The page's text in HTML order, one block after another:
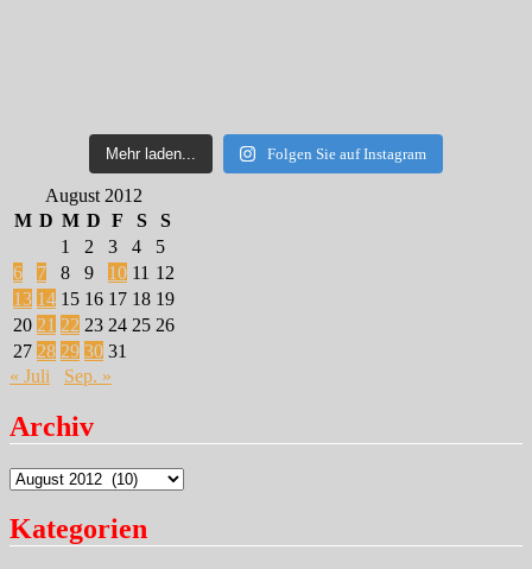
Mehr laden... Folgen Sie auf Instagram
August 2012
M D M D F S
S
1
2 3 4
5
6
7 8 9 10 11 12
13 14 15 16 17 18 19
20 21 22 23 24 25 26
27 28 29 30 31
« Juli
Sep. »
Archiv
Archiv
Kategorien